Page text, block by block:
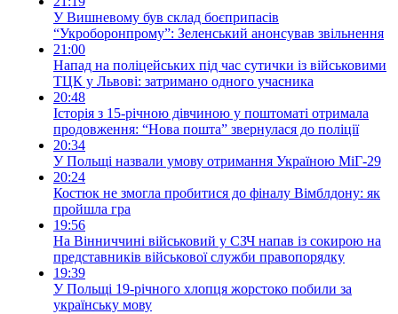
У Вишневому був склад боєприпасів
“Укроборонпрому”: Зеленський анонсував звільнення
21:00
Напад на поліцейських під час сутички із військовими
ТЦК у Львові: затримано одного учасника
20:48
Історія з 15-річною дівчиною у поштоматі отримала
продовження: “Нова пошта” звернулася до поліції
20:34
У Польщі назвали умову отримання Україною МіГ-29
20:24
Костюк не змогла пробитися до фіналу Вімблдону: як
пройшла гра
19:56
На Вінниччині військовий у СЗЧ напав із сокирою на
представників військової служби правопорядку
19:39
У Польщі 19-річного хлопця жорстоко побили за
українську мову